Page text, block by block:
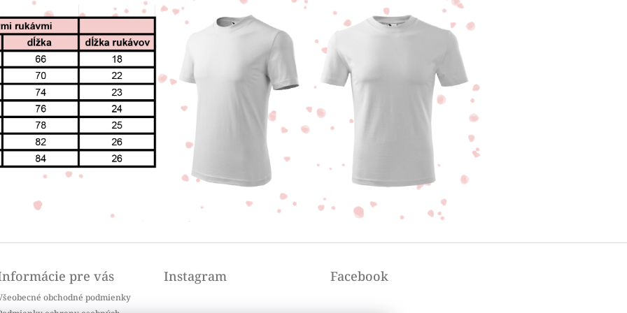
pre vás
obchodné podmienky
Instagram Facebook